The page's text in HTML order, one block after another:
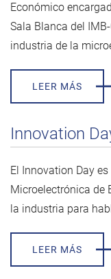
Económico
Sala Blanca del
industria de la
LEER MÁS
Innovation
El Innovation Day
Microelectrónica de
la industria para
LEER MÁS